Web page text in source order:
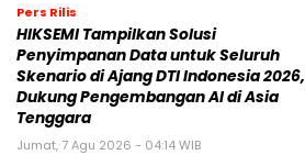
Pers Rilis
HIKSEMI Tampilkan Solusi
Penyimpanan Data untuk Seluruh
Skenario di Ajang DTI Indonesia 2026,
Dukung Pengembangan AI di Asia
Tenggara
Jumat, 7 Agu 2026 - 04:14 WIB